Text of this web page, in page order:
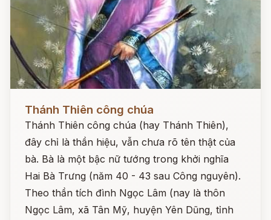
Thánh Thiên công chúa
Thánh Thiên công chúa (hay Thánh Thiên),
đây chỉ là thần hiệu, vẫn chưa rõ tên thật của
bà. Bà là một bậc nữ tướng trong khởi nghĩa
Hai Bà Trưng (năm 40 - 43 sau Công nguyên).
Theo thần tích đình Ngọc Lâm (nay là thôn
Ngọc Lâm, xã Tân Mỹ, huyện Yên Dũng, tỉnh